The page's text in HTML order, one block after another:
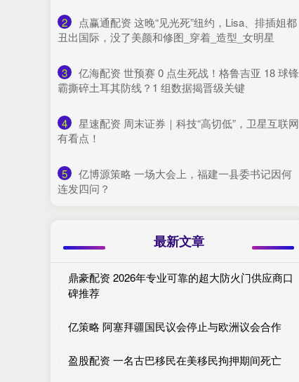
2
​点赢通配资 这晚“见光死”纽约，Lisa、排插姐都
丑出国际，没了美颜和修图_穿着_造型_女明星
3
​亿海配资 世预赛 0 点生死战！格鲁吉亚 18 球锋
霸撕碎土耳其防线？1 组数据揭晋级关键
4
​星速配资 周末证券｜科技“高切低”，卫星互联网
有看点！
5
​亿博源策略 一场大会上，福建一县委书记因何
连发四问？
最新文章
鼎豪配资 2026年专业可靠的超大防火门供应商口
碑推荐
亿策略 阿塞拜疆国民议会停止与欧洲议会合作
盈股配资 一名古巴移民在美移民拘押期间死亡